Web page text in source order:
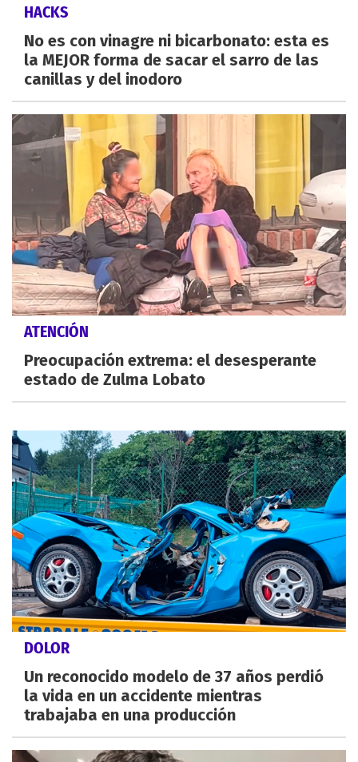
HACKS
No es con vinagre ni bicarbonato: esta es
la MEJOR forma de sacar el sarro de las
canillas y del inodoro
ATENCIÓN
Preocupación extrema: el desesperante
estado de Zulma Lobato
DOLOR
Un reconocido modelo de 37 años perdió
la vida en un accidente mientras
trabajaba en una producción